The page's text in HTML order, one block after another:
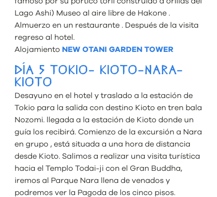
Lago Ashi) Museo al aire libre de Hakone .
Almuerzo en un restaurante . Después de la visita
regreso al hotel.
Alojamiento NEW OTANI GARDEN TOWER
DÍA 5 TOKIO- KIOTO-NARA-
KIOTO
Desayuno en el hotel y traslado a la estación de
Tokio para la salida con destino Kioto en tren bala
Nozomi. llegada a la estación de Kioto donde un
guía los recibirá. Comienzo de la excursión a Nara
en grupo , está situada a una hora de distancia
desde Kioto. Salimos a realizar una visita turística
hacia el Templo Todai-ji con el Gran Buddha,
iremos al Parque Nara llena de venados y
podremos ver la Pagoda de los cinco pisos.